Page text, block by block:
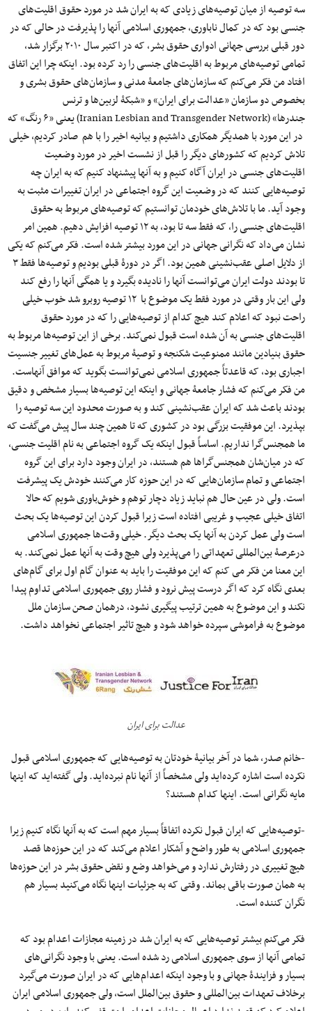
سه توصیه از میان توصیه‌های زیادی که به ایران شد در مورد حقوق اقلیت‌های
جنسی بود که در کمال ناباوری، جمهوری اسلامی آنها را پذیرفت در حالی که در
دور قبلی بررسی جهانی ادواری حقوق بشر، که در اکتبر سال ۲۰۱۰ برگزار شد،
تمامی توصیه‌های مربوط به اقلیت‌های جنسی را رد کرده بود. اینکه چرا این اتفاق
افتاد من فکر می‌کنم که سازمان‌های جامعۀ مدنی و سازمان‌های حقوق بشری و
بخصوص دو سازمان «عدالت برای ایران» و «شبکۀ لزبین‌ها و ترنس
جندرها» (Iranian Lesbian and Transgender Network) یعنی «۶ رنگ» که
در این مورد با همدیگر همکاری داشتیم و بیانیه اخیر را با هم صادر کردیم، خیلی
تلاش کردیم که کشورهای دیگر را قبل از نشست اخیر در مورد وضعیت
اقلیت‌های جنسی در ایران آگاه کنیم و به آنها پیشنهاد کنیم که به ایران چه
توصیه‌هایی کنند که در وضعیت این گروه اجتماعی در ایران تغییرات مثبت به
وجود آید. ما با تلاش‌های خودمان توانستیم که توصیه‌های مربوط به حقوق
اقلیت‌های جنسی را، که فقط سه تا بود، به ۱۲ توصیه افزایش دهیم. همین امر
نشان می‌داد که نگرانی جهانی در این مورد بیشتر شده است. فکر می‌کنم که یکی
از دلایل اصلی عقب‌نشینی همین بود. اگر در دورۀ قبلی بودیم و توصیه‌ها فقط ۳
تا بودند دولت ایران می‌توانست آنها را نادیده بگیرد و یا همگی آنها را رفع کند
ولی این بار وقتی در مورد فقط یک موضوع با ۱۲ توصیه روبرو شد خوب خیلی
راحت نبود که اعلام کند هیچ کدام از توصیه‌هایی را که در مورد حقوق
اقلیت‌های جنسی به آن شده است قبول نمی‌کند. برخی از این توصیه‌ها مربوط به
حقوق بنیادین مانند ممنوعیت شکنجه و توصیۀ مربوط به عمل‌های تغییر جنسیت
اجباری بود، که قاعدتاً جمهوری اسلامی نمی‌توانست بگوید که موافق آنهاست.
من فکر می‌کنم که فشار جامعۀ جهانی و اینکه این توصیه‌ها بسیار مشخص و دقیق
بودند باعث شد که ایران عقب‌نشینی کند و به صورت محدود این سه توصیه را
بپذیرد. این موفقیت بزرگی بود در کشوری که تا همین چند سال پیش می‌گفت که
ما همجنس‌گرا نداریم. اساساً قبول اینکه یک گروه اجتماعی به نام اقلیت جنسی،
که در میان‌شان همجنس‌گراها هم هستند، در ایران وجود دارد برای این گروه
اجتماعی و تمام سازمان‌هایی که در این حوزه کار می‌کنند خودش یک پیشرفت
است. ولی در عین حال هم نباید زیاد دچار توهم و خوش‌باوری شویم که حالا
اتفاق خیلی عجیب و غریبی افتاده است زیرا قبول کردن این توصیه‌ها یک بحث
است ولی عمل کردن به آنها یک بحث دیگر. خیلی وقت‌ها جمهوری اسلامی
درعرصۀ بین‌المللی تعهداتی را می‌پذیرد ولی هیچ وقت به آنها عمل نمی‌کند. به
این معنا من فکر می کنم که این موفقیت را باید به عنوان گام اول برای گام‌های
بعدی نگاه کرد که اگر درست پیش نرود و فشار روی جمهوری اسلامی تداوم پیدا
نکند و این موضوع به همین ترتیب پیگیری نشود، درهمان صحن سازمان ملل
موضوع به فراموشی سپرده خواهد شود و هیچ تاثیر اجتماعی نخواهد داشت.
عدالت برای ایران
-خانم صدر، شما در آخر بیانیۀ خودتان به توصیه‌هایی که جمهوری اسلامی قبول
نکرده است اشاره کرده‌اید ولی مشخصاً از آنها نام نبرده‌اید. ولی گفته‌اید که اینها
مایه نگرانی است. اینها کدام هستند؟
-توصیه‌هایی که ایران قبول نکرده اتفاقاً بسیار مهم است که به آنها نگاه کنیم زیرا
جمهوری اسلامی به طور واضح و آشکار اعلام می‌کند که در این حوزه‌ها قصد
هیچ تغییری در رفتارش ندارد و می‌خواهد وضع و نقض حقوق بشر در این حوزه‌ها
به همان صورت باقی بماند. وقتی که به جزئیات اینها نگاه می‌کنید بسیار هم
نگران کننده است.
فکر می‌کنم بیشتر توصیه‌هایی که به ایران شد در زمینه مجازات اعدام بود که
تمامی آنها از سوی جمهوری اسلامی رد شده است. یعنی با وجود نگرانی‌های
بسیار و فزایندۀ جهانی و با وجود اینکه اعدام‌هایی که در ایران صورت می‌گیرد
برخلاف تعهدات بین‌المللی و حقوق بین‌الملل است، ولی جمهوری اسلامی ایران